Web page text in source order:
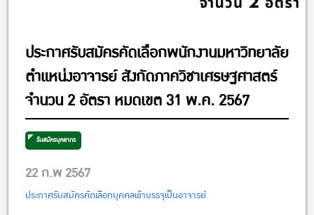
ประกาศรับสมัครคัดเลือกพนักงานมหาวิทยาลัย
ตำแหน่งอาจารย์ สังกัดภาควิชาเศรษฐศาสตร์
จำนวน 2 อัตรา หมดเขต 31 พ.ค. 2567
รับสมัครบุคลากร
22 ก.พ 2567
ประกาศรับสมัครคัดเลือกบุคคลเข้าบรรจุเป็นอาจารย์